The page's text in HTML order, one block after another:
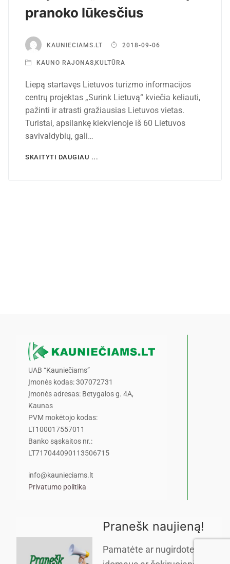
pranoko lūkesčius
KAUNIECIAMS.LT 2018-09-06
KAUNO RAJONAS,KULTŪRA
Liepą startavęs Lietuvos turizmo informacijos
centrų projektas „Surink Lietuvą“ kviečia keliauti,
pažinti ir atrasti gražiausias Lietuvos vietas.
Turistai, apsilankę kiekvienoje iš 60 Lietuvos
savivaldybių, gali…
SKAITYTI DAUGIAU ...
UAB “Kauniečiams”
Įmonės kodas: 307072731
Įmonės adresas: Betygalos g. 4A,
Kaunas
PVM mokėtojo kodas:
LT100017557011
Banko sąskaitos nr.:
LT717044090113506715
info@kaunieciams.lt
Privatumo politika
Pranešk naujieną!
Pamatėte ar nugirdote kažką